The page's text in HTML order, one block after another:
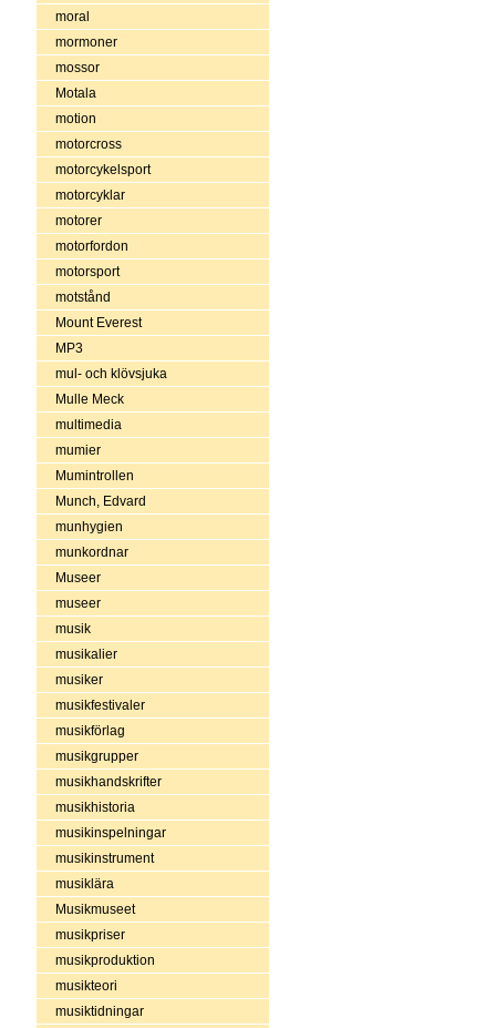
moral
mormoner
mossor
Motala
motion
motorcross
motorcykelsport
motorcyklar
motorer
motorfordon
motorsport
motstånd
Mount Everest
MP3
mul- och klövsjuka
Mulle Meck
multimedia
mumier
Mumintrollen
Munch, Edvard
munhygien
munkordnar
Museer
museer
musik
musikalier
musiker
musikfestivaler
musikförlag
musikgrupper
musikhandskrifter
musikhistoria
musikinspelningar
musikinstrument
musiklära
Musikmuseet
musikpriser
musikproduktion
musikteori
musiktidningar